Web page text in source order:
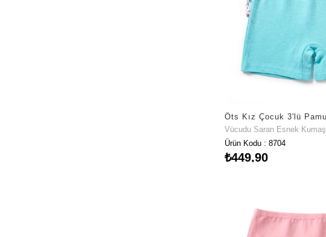
Vücudu Saran Esnek Kumaş
Ürün Kodu : 8704
₺449,90